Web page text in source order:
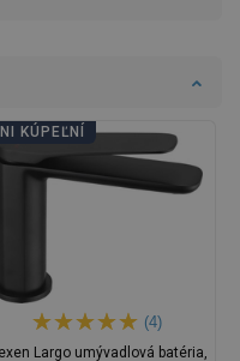
KÚPEĽNÍ
(4)
Largo umývadlová batéria,